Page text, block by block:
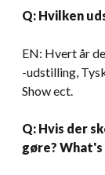
Q: Hvilken
EN: Hvert år
-udstilling,
Show ect.
Q: Hvis der
gøre?